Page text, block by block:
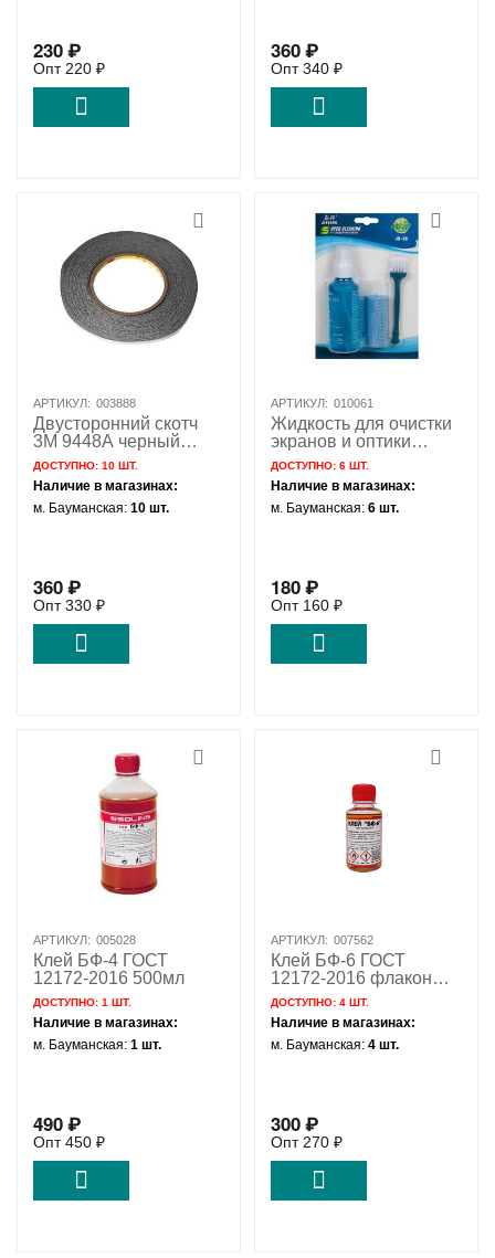
230₽
Опт 220 ₽
360₽
Опт340 ₽
АРТИКУЛ: 003888
Двусторонний скотч
3M 9448A черный
(5мм*50м)
ДОСТУПНО:10 ШТ.
Наличие в магазинах:
м. Бауманская:10 шт.
360₽
Опт330 ₽
АРТИКУЛ: 010061
Жидкость для очистки
экранов и оптики
SUPER CLEANING JB-
88 100мл
ДОСТУПНО:6 ШТ.
Наличие в магазинах:
м. Бауманская:6 шт.
180₽
Опт 160 ₽
АРТИКУЛ: 005028
Клей БФ-4 ГОСТ
12172-2016 500мл
ДОСТУПНО:1 ШТ.
Наличие в магазинах:
м. Бауманская:1 шт.
490₽
Опт450 ₽
АРТИКУЛ: 007562
Клей БФ-6 ГОСТ
12172-2016 флакон
100мл
ДОСТУПНО:4 ШТ.
Наличие в магазинах:
м. Бауманская:4 шт.
300₽
Опт 270 ₽